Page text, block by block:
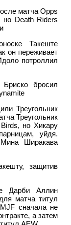
матча Opps
но Death Riders
Такеште
он переживает
потроллил
бросил
Треугольник
Треугольник
но Хикару
уйдя.
Ширакава
защитив
Дарби Аллин
матча титул
сначала не
а затем